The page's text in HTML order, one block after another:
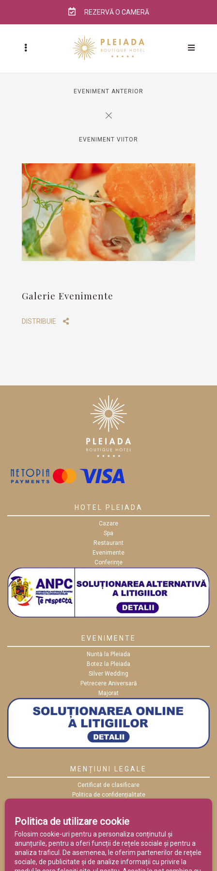
REZERVĂ O CAMERĂ
EVENIMENT ANTERIOR
EVENIMENT VIITOR
Galerie Evenimente
DISTRIBUIE
HOTEL PLEIADA
Cazare
Spa
Restaurant
Evenimente
Conferințe
EVENIMENTE
Nuntă la Pleiada
Botez la Pleiada
Silver Wedding
Petrecere Aniversară
Majorat
MENȚIUNI LEGALE
Certificat de clasificare
Politica de confidențialitate
Termeni și condiții
Politica de utilizare cookie
Folosim cookie-uri pentru a personaliza conținutul și
anunțurile, pentru a oferi funcții de rețele sociale și pentru a
analiza traficul. De asemenea, le oferim partenerilor de rețele
sociale, de publicitate și de analize informații cu privire la